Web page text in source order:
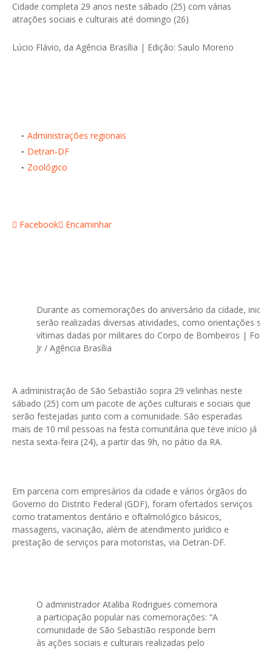
Cidade completa 29 anos neste sábado (25) com várias
atrações sociais e culturais até domingo (26)
Lúcio Flávio, da Agência Brasília | Edição: Saulo Moreno
Administrações regionais
Detran-DF
Zoológico
Facebook Encaminhar
Durante as comemorações do aniversário da cidade,
serão realizadas diversas atividades, como orientações
vítimas dadas por militares do Corpo de Bombeiros |
Jr / Agência Brasília
A administração de São Sebastião sopra 29 velinhas neste
sábado (25) com um pacote de ações culturais e sociais que
serão festejadas junto com a comunidade. São esperadas
mais de 10 mil pessoas na festa comunitária que teve início já
nesta sexta-feira (24), a partir das 9h, no pátio da RA.
Em parceria com empresários da cidade e vários órgãos do
Governo do Distrito Federal (GDF), foram ofertados serviços
como tratamentos dentário e oftalmológico básicos,
massagens, vacinação, além de atendimento jurídico e
prestação de serviços para motoristas, via Detran-DF.
O administrador Ataliba Rodrigues comemora
a participação popular nas comemorações: “A
comunidade de São Sebastião responde bem
às ações sociais e culturais realizadas pelo